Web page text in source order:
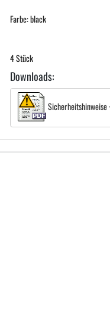
Farbe: black
4 Stück
Downloads:
Sicherheitshinweise